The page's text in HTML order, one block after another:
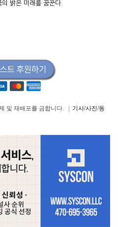
밝은 미래를 꿈꾼다.
및 재배포를 금합니다. | 기사/사진/동